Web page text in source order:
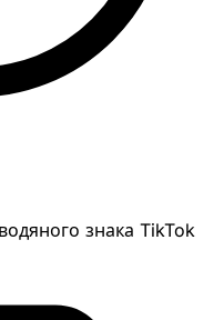
знака TikTok